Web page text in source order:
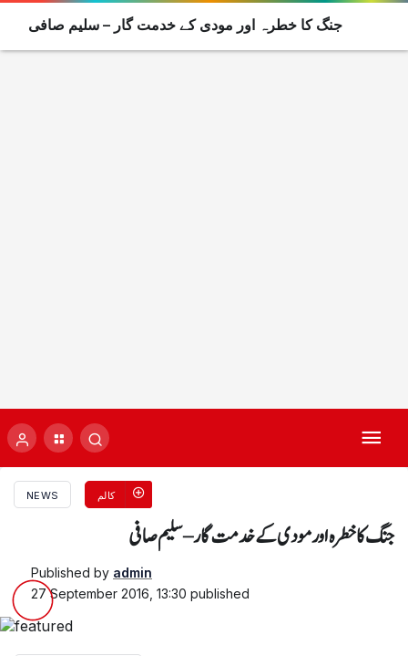
NEWS کالم
جنگ کا خطرہ اور مودی کے خدمت گار – سلیم صافی
Published by admin
27 September 2016, 13:30 published
جنگ کا خطرہ اور مودی کے خدمت گار – سلیم صافی